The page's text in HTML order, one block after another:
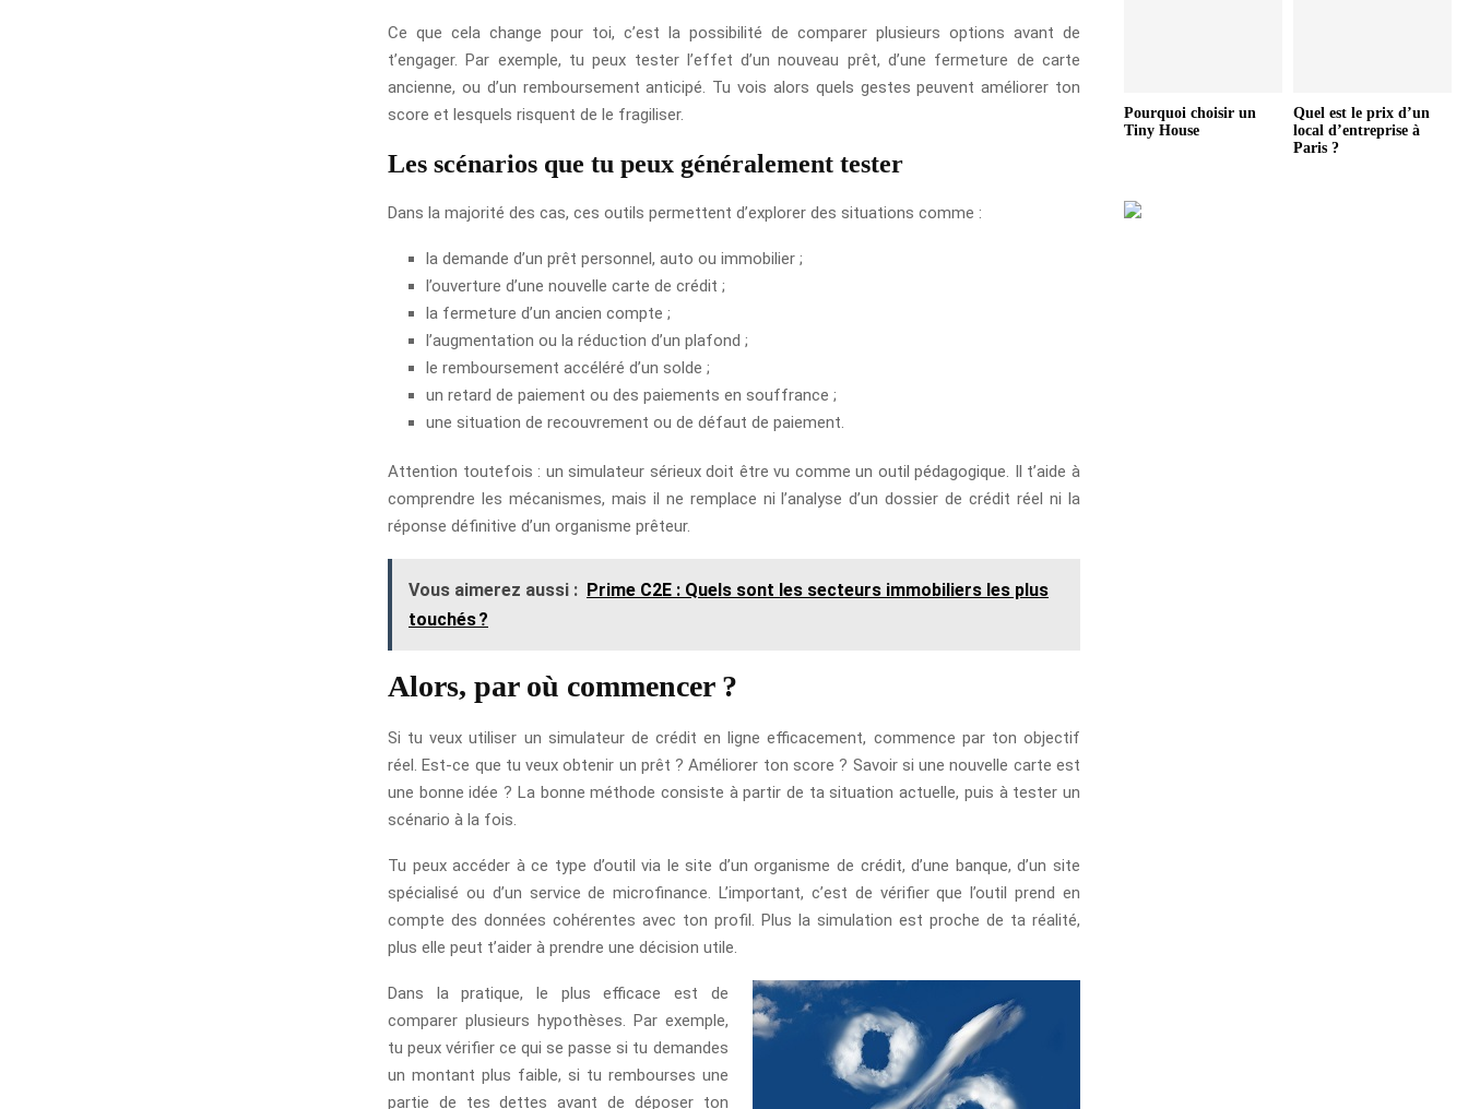
Ce que cela change pour toi, c’est la possibilité de comparer plusieurs options avant de
t’engager. Par exemple, tu peux tester l’effet d’un nouveau prêt, d’une fermeture de carte
ancienne, ou d’un remboursement anticipé. Tu vois alors quels gestes peuvent améliorer ton
score et lesquels risquent de le fragiliser.
Les scénarios que tu peux généralement tester
Dans la majorité des cas, ces outils permettent d’explorer des situations comme :
la demande d’un prêt personnel, auto ou immobilier ;
l’ouverture d’une nouvelle carte de crédit ;
la fermeture d’un ancien compte ;
l’augmentation ou la réduction d’un plafond ;
le remboursement accéléré d’un solde ;
un retard de paiement ou des paiements en souffrance ;
une situation de recouvrement ou de défaut de paiement.
Attention toutefois : un simulateur sérieux doit être vu comme un outil pédagogique. Il t’aide à
comprendre les mécanismes, mais il ne remplace ni l’analyse d’un dossier de crédit réel ni la
réponse définitive d’un organisme prêteur.
Vous aimerez aussi : Prime C2E : Quels sont les secteurs immobiliers les plus
touchés ?
Alors, par où commencer ?
Si tu veux utiliser un simulateur de crédit en ligne efficacement, commence par ton objectif
réel. Est-ce que tu veux obtenir un prêt ? Améliorer ton score ? Savoir si une nouvelle carte est
une bonne idée ? La bonne méthode consiste à partir de ta situation actuelle, puis à tester un
scénario à la fois.
Tu peux accéder à ce type d’outil via le site d’un organisme de crédit, d’une banque, d’un site
spécialisé ou d’un service de microfinance. L’important, c’est de vérifier que l’outil prend en
compte des données cohérentes avec ton profil. Plus la simulation est proche de ta réalité,
plus elle peut t’aider à prendre une décision utile.
Dans la pratique, le plus efficace est de
comparer plusieurs hypothèses. Par exemple,
tu peux vérifier ce qui se passe si tu demandes
un montant plus faible, si tu rembourses une
partie de tes dettes avant de déposer ton
Pourquoi choisir un
Tiny House
Quel est le prix d’un
local d’entreprise à
Paris ?